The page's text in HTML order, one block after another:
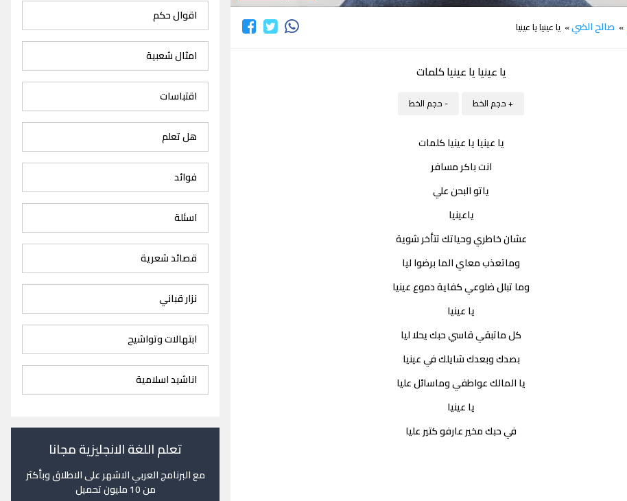
» صالح الضي» يا عينيا يا عينيا
يا عينيا يا عينيا كلمات
+ حجم الخط - حجم الخط
يا عينيا يا عينيا كلمات
انت باكر مسافر
ياتو البحن علي
ياعينيا
عشان خاطري وحياتك تتأخر شوية
وماتعذب معاي الما برضوا ليا
وما تبلل ضلوعي كفاية دموع عينيا
يا عينيا
كل ماتبقي قاسي حبك يحلا ليا
بصدك وبعدك شايلك في عينيا
يا المالك عواطفي وماسائل عليا
يا عينيا
في حبك مخير عارفو كتير عليا
اقوال حكم
امثال شعبية
اقتباسات
هل تعلم
فوائد
اسئلة
قصائد شعرية
نزار قباني
ابتهالات وتواشيح
اناشيد اسلامية
تعلم اللغة الانجليزية مجانا
مع البرنامج العربي الاشهر على الاطلاق وبأكثر
من 10 مليون تحميل